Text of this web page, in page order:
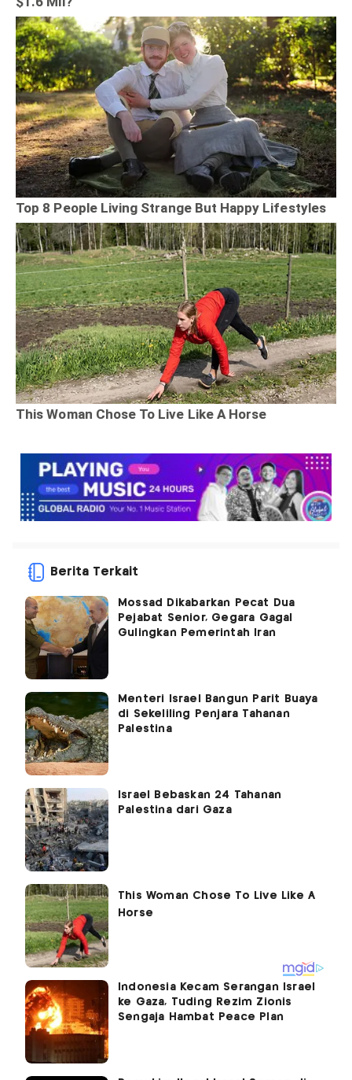
Berita Terkait
Mossad Dikabarkan Pecat Dua
Pejabat Senior, Gegara Gagal
Gulingkan Pemerintah Iran
Menteri Israel Bangun Parit Buaya
di Sekeliling Penjara Tahanan
Palestina
Israel Bebaskan 24 Tahanan
Palestina dari Gaza
Indonesia Kecam Serangan Israel
ke Gaza, Tuding Rezim Zionis
Sengaja Hambat Peace Plan